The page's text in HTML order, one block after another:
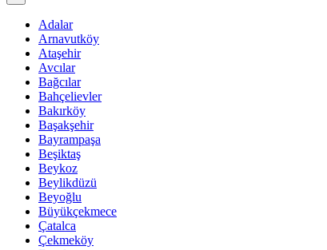
Adalar
Arnavutköy
Ataşehir
Avcılar
Bağcılar
Bahçelievler
Bakırköy
Başakşehir
Bayrampaşa
Beşiktaş
Beykoz
Beylikdüzü
Beyoğlu
Büyükçekmece
Çatalca
Çekmeköy